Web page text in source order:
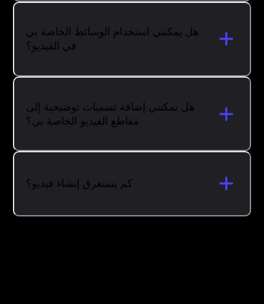
هل يمكنني استخدام الوسائط الخاصة بي
في الفيديو؟
هل يمكنني إضافة تسميات توضيحية إلى
مقاطع الفيديو الخاصة بي؟
كم يستغرق إنشاء فيديو؟